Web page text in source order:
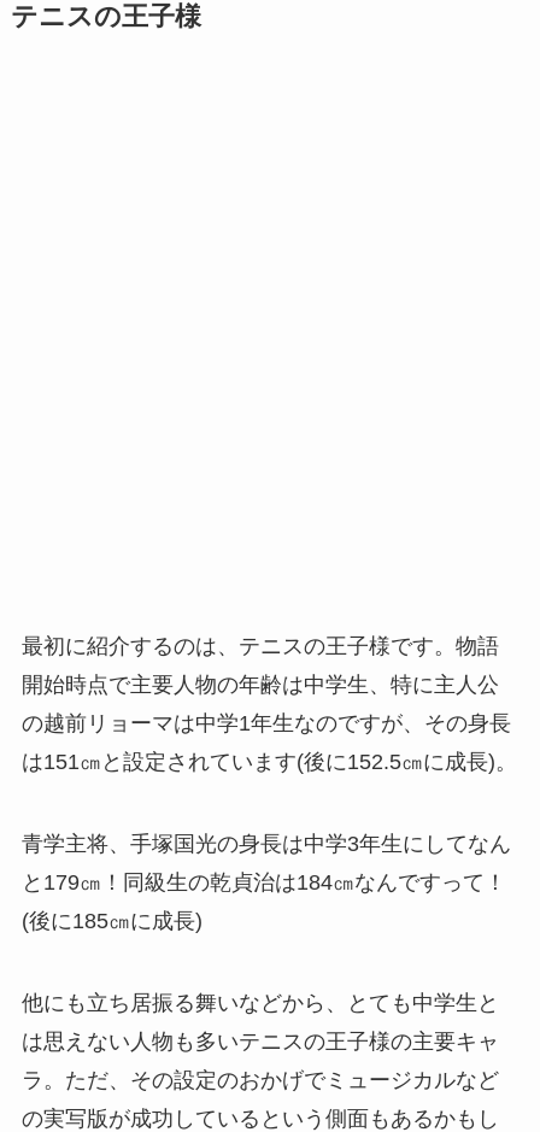
テニスの王子様
最初に紹介するのは、テニスの王子様です。物語
開始時点で主要人物の年齢は中学生、特に主人公
の越前リョーマは中学1年生なのですが、その身長
は151㎝と設定されています(後に152.5㎝に成長)。
青学主将、手塚国光の身長は中学3年生にしてなん
と179㎝！同級生の乾貞治は184㎝なんですって！
(後に185㎝に成長)
他にも立ち居振る舞いなどから、とても中学生と
は思えない人物も多いテニスの王子様の主要キャ
ラ。ただ、その設定のおかげでミュージカルなど
の実写版が成功しているという側面もあるかもし